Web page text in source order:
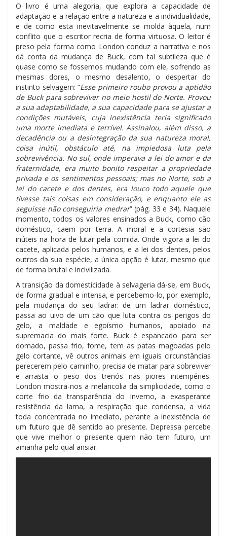
O livro é uma alegoria, que explora a capacidade de
adaptação e a relação entre a natureza e a individualidade,
e de como esta inevitavelmente se molda àquela, num
conflito que o escritor recria de forma virtuosa. O leitor é
preso pela forma como London conduz a narrativa e nos
dá conta da mudança de Buck, com tal subtileza que é
quase como se fossemos mudando com ele, sofrendo as
mesmas dores, o mesmo desalento, o despertar do
instinto selvagem: “Esse primeiro roubo provou a aptidão
de Buck para sobreviver no meio hostil do Norte. Provou
a sua adaptabilidade, a sua capacidade para se ajustar a
condições mutáveis, cuja inexistência teria significado
uma morte imediata e terrível. Assinalou, além disso, a
decadência ou a desintegração da sua natureza moral,
coisa inútil, obstáculo até, na impiedosa luta pela
sobrevivência. No sul, onde imperava a lei do amor e da
fraternidade, era muito bonito respeitar a propriedade
privada e os sentimentos pessoais; mas no Norte, sob a
lei do cacete e dos dentes, era louco todo aquele que
tivesse tais coisas em consideração, e enquanto ele as
seguisse não conseguiria medrar” (pág. 33 e 34). Naquele
momento, todos os valores ensinados a Buck, como cão
doméstico, caem por terra. A moral e a cortesia são
inúteis na hora de lutar pela comida. Onde vigora a lei do
cacete, aplicada pelos humanos, e a lei dos dentes, pelos
outros da sua espécie, a única opção é lutar, mesmo que
de forma brutal e incivilizada.
A transição da domesticidade à selvageria dá-se, em Buck,
de forma gradual e intensa, e percebemo-lo, por exemplo,
pela mudança do seu ladrar: de um ladrar doméstico,
passa ao uivo de um cão que luta contra os perigos do
gelo, a maldade e egoísmo humanos, apoiado na
supremacia do mais forte. Buck é espancado para ser
domado, passa frio, fome, tem as patas magoadas pelo
gelo cortante, vê outros animais em iguais circunstâncias
perecerem pelo caminho, precisa de matar para sobreviver
e arrasta o peso dos trenós nas piores intempéries.
London mostra-nos a melancolia da simplicidade, como o
corte frio da transparência do Inverno, a exasperante
resistência da lama, a respiração que condensa, a vida
toda concentrada no imediato, perante a inexistência de
um futuro que dê sentido ao presente. Depressa percebe
que vive melhor o presente quem não tem futuro, um
amanhã pelo qual ansiar.